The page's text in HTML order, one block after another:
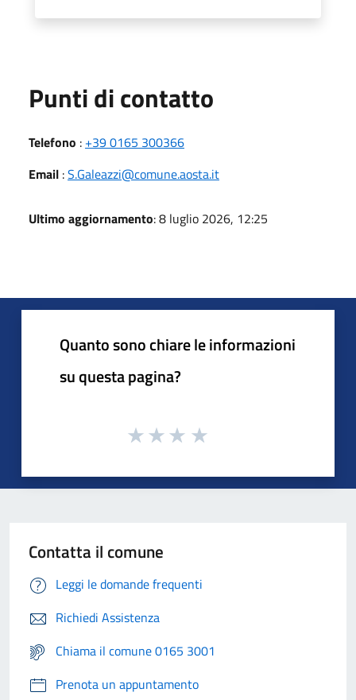
Punti di contatto
Telefono : +39 0165 300366
Email :S.Galeazzi@comune.aosta.it
Ultimo aggiornamento: 8 luglio 2026, 12:25
Quanto sono chiare le informazioni
su questa pagina?
Contatta il comune
Leggi le domande frequenti
Richiedi Assistenza
Chiama il comune 0165 3001
Prenota un appuntamento